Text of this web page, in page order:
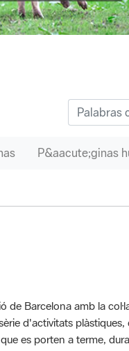
de Barcelona amb la
d'activitats plàstiques,
es porten a terme,